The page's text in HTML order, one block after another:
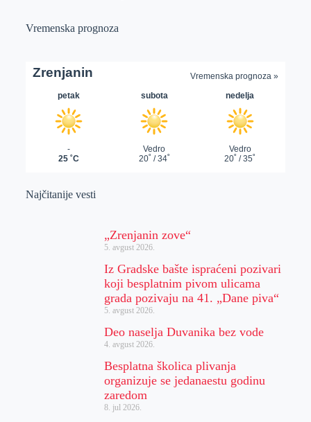
Vremenska prognoza
Najčitanije vesti
„Zrenjanin zove“
5. avgust 2026.
Iz Gradske bašte ispraćeni pozivari
koji besplatnim pivom ulicama
grada pozivaju na 41. „Dane piva“
5. avgust 2026.
Deo naselja Duvanika bez vode
4. avgust 2026.
Besplatna školica plivanja
organizuje se jedanaestu godinu
zaredom
8. jul 2026.